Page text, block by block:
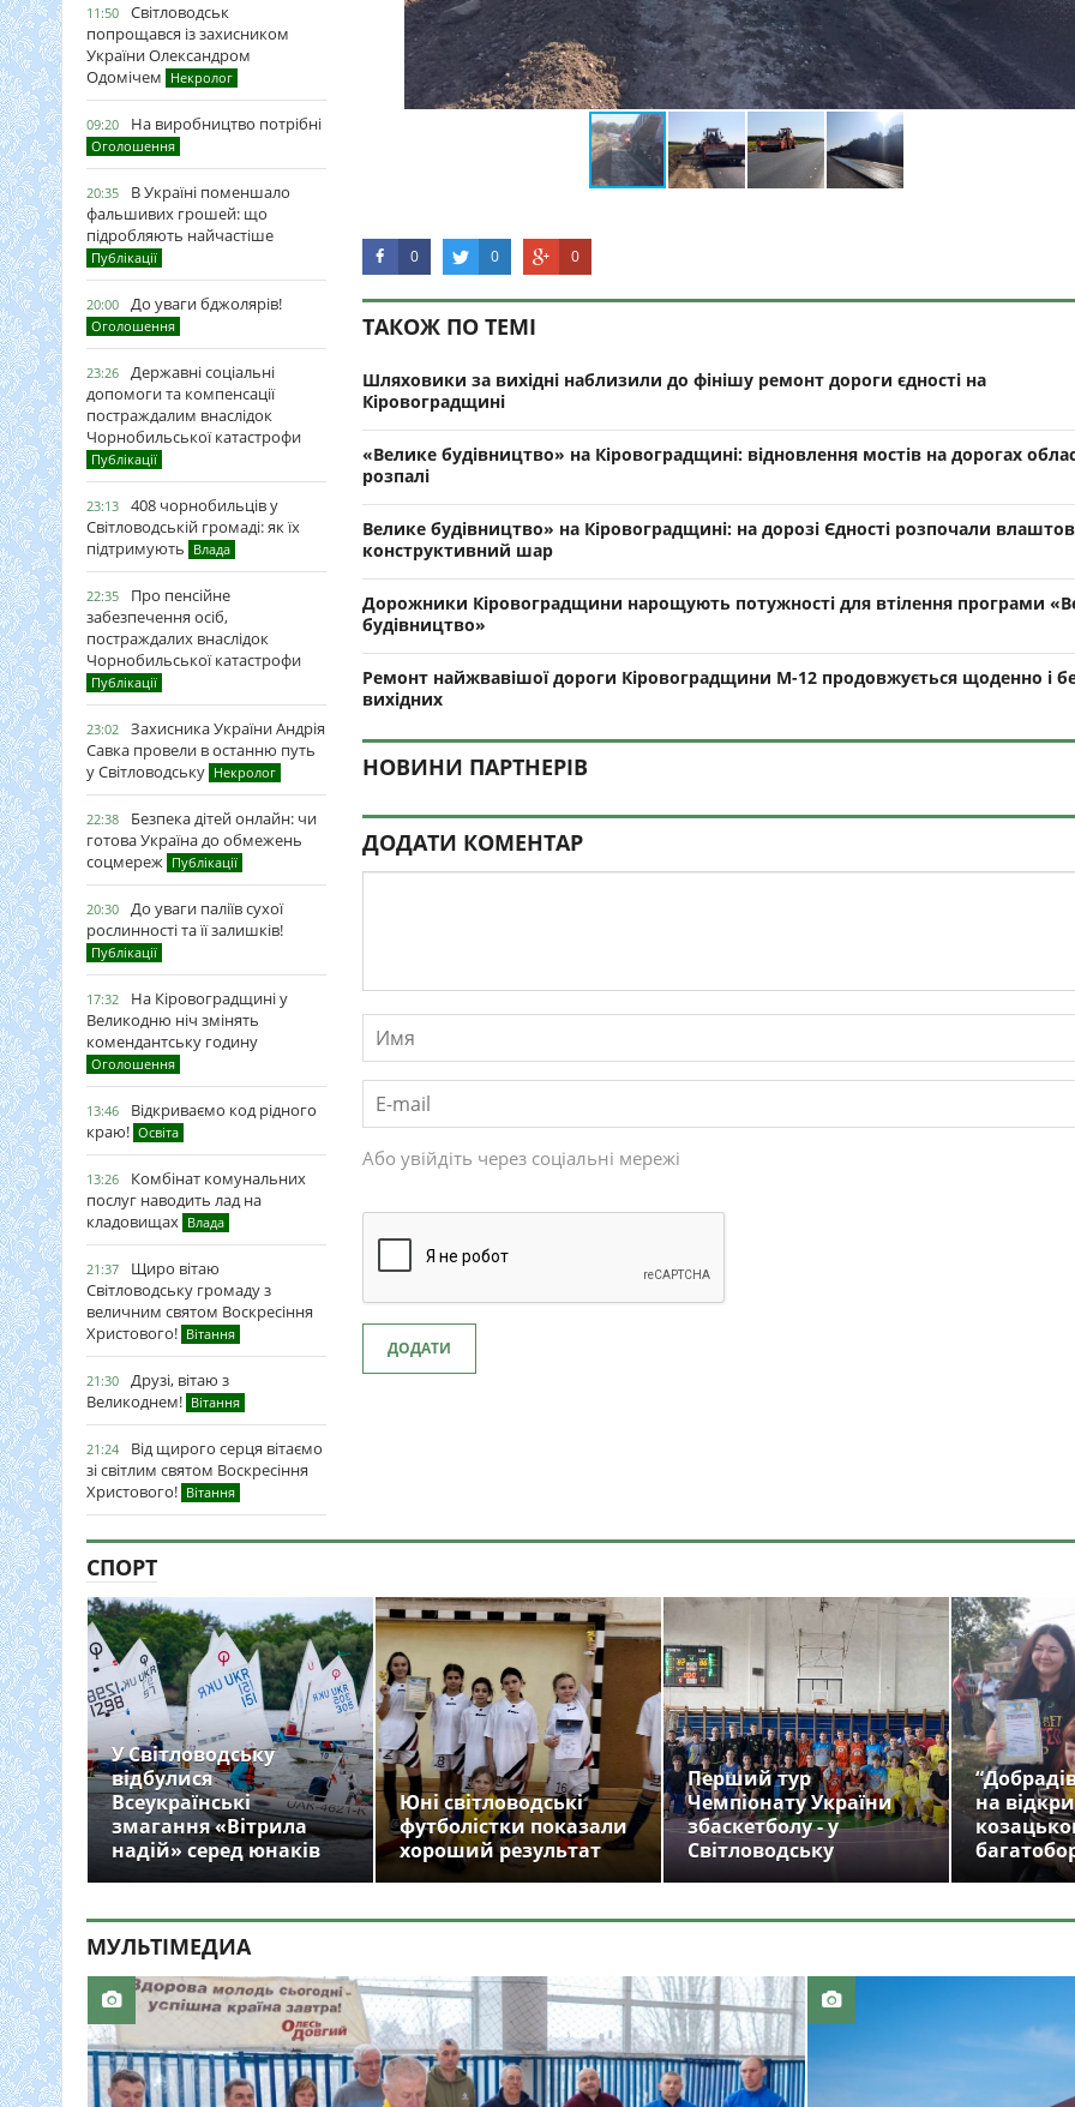
11:50
Світловодськ
попрощався із захисником
України Олександром
Одомічем Некролог
09:20 На виробництво потрібні
Оголошення
20:35
В Україні поменшало
фальшивих грошей: що
підробляють найчастіше
Публікації
20:00 До уваги бджолярів!
Оголошення
23:26
Державні соціальні
допомоги та компенсації
постраждалим внаслідок
Чорнобильської катастрофи
Публікації
23:13
408 чорнобильців у
Світловодській громаді: як їх
підтримують Влада
22:35
Про пенсійне
забезпечення осіб,
постраждалих внаслідок
Чорнобильської катастрофи
Публікації
23:02
Захисника України Андрія
Савка провели в останню путь
у Світловодську Некролог
22:38
Безпека дітей онлайн: чи
готова Україна до обмежень
соцмереж Публікації
20:30
До уваги паліїв сухої
рослинності та її залишків!
Публікації
17:32
На Кіровоградщині у
Великодню ніч змінять
комендантську годину
Оголошення
13:46
Відкриваємо код рідного
краю! Освіта
13:26
Комбінат комунальних
послуг наводить лад на
кладовищах Влада
21:37
Щиро вітаю
Світловодську громаду з
величним святом Воскресіння
Христового! Вітання
21:30
Друзі, вітаю з
Великоднем! Вітання
21:24
Від щирого серця вітаємо
зі світлим святом Воскресіння
Христового! Вітання
0 0 0
ТАКОЖ ПО ТЕМІ
Шляховики за вихідні наблизили до фінішу ремонт дороги єдності на
Кіровоградщині
«Велике будівництво» на Кіровоградщині: відновлення мостів на дорогах
розпалі
Велике будівництво» на Кіровоградщині: на дорозі Єдності розпочали
конструктивний шар
Дорожники Кіровоградщини нарощують потужності для втілення програми
будівництво»
Ремонт найжвавішої дороги Кіровоградщини М-12 продовжується щоденно і
вихідних
НОВИНИ ПАРТНЕРІВ
ДОДАТИ КОМЕНТАР
Або увійдіть через соціальні мережі
ДОДАТИ
СПОРТ
У Світловодську
відбулися
Всеукраїнські
змагання «Вітрила
надій» серед юнаків
Юні світловодські
футболістки показали
хороший результат
Перший тур
Чемпіонату України
збаскетболу - у
Світловодську
на
МУЛЬТIМЕДИА